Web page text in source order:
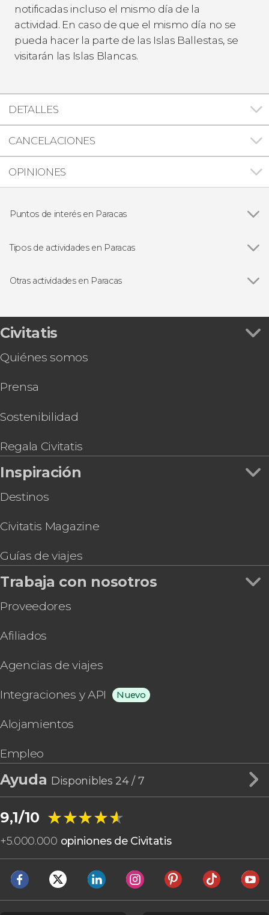
notificadas incluso el mismo día de la
actividad. En caso de que el mismo día no se
pueda hacer la parte de las Islas Ballestas, se
visitarán las Islas Blancas.
DETALLES
CANCELACIONES
OPINIONES
Puntos de interés en Paracas
Tipos de actividades en Paracas
Buggies
Otras actividades en Paracas
aeródromo de Nazca
Senderismo al atardecer por la Reserva Nacional
Tour en quad por la Reserva Nacional de
Vuelo en parapente por la Reserva Nacional de
Entrada a La Máquina del Tiempo
Civitatis
Quiénes somos
Prensa
Sostenibilidad
Regala Civitatis
Inspiración
Destinos
Civitatis Magazine
Guías de viajes
Trabaja con nosotros
Proveedores
Afiliados
Agencias de viajes
Integraciones y API Nuevo
Alojamientos
Empleo
Ayuda Disponibles 24 / 7
9,1/10 ★★★★★
★★★★★
+5.000.000 opiniones de Civitatis